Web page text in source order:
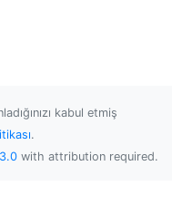
kabul etmiş
.
with attribution required.